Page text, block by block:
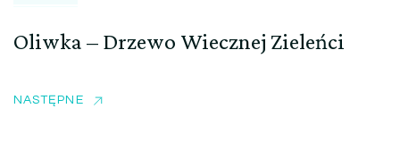
Oliwka – Drzewo Wiecznej Zieleńci
NASTĘPNE